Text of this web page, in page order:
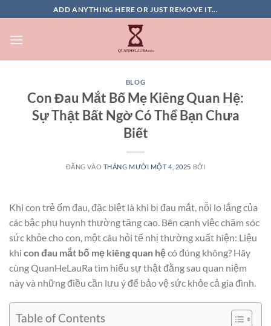
qua
nội
ADD ANYTHING HERE OR JUST REMOVE IT...
BLOG
Con Đau Mắt Bố Mẹ Kiêng Quan Hệ:
Sự Thật Bất Ngờ Có Thể Bạn Chưa
Biết
ĐĂNG VÀO THÁNG MƯỜI MỘT 4, 2025 BỞI
Khi con trẻ ốm đau, đặc biệt là khi bị đau mắt, nỗi lo lắng của
các bậc phụ huynh thường tăng cao. Bên cạnh việc chăm sóc
sức khỏe cho con, một câu hỏi tế nhị thường xuất hiện: Liệu
khi con đau mắt bố mẹ kiêng quan hệcó đúng không? Hãy
cùng QuanHeLauRa tìm hiểu sự thật đằng sau quan niệm
này và những điều cần lưu ý để bảo vệ sức khỏe cả gia đình.
Table of Contents